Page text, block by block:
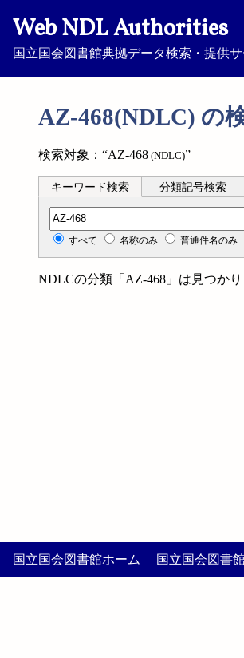
Web NDL Authorities
国立国会図書館典拠データ検索・提供
AZ-468(NDLC) の
検索対象：“AZ-468 (NDLC)”
キーワード検索 分類記号検索
分類記号検索
すべて 名称のみ 普通件名のみ
NDLCの分類「AZ-468」は見つかり
国立国会図書館ホーム 国立国会図書